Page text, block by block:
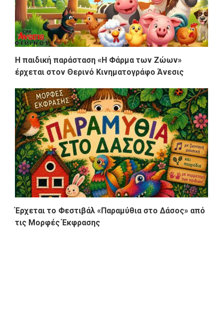
Η παιδική παράσταση «Η Φάρμα των Ζώων»
έρχεται στον Θερινό Κινηματογράφο Άνεσις
Έρχεται το Φεστιβάλ «Παραμύθια στο Δάσος» από
τις Μορφές Έκφρασης